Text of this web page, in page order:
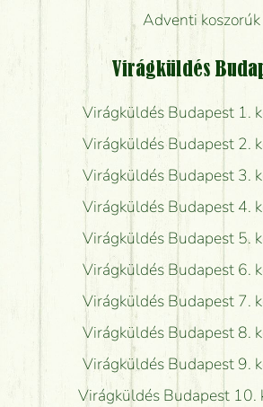
Adventi koszorúk
Virágküldés
Virágküldés Budapest 1.
Virágküldés Budapest 2.
Virágküldés Budapest 3.
Virágküldés Budapest 4.
Virágküldés Budapest 5.
Virágküldés Budapest 6.
Virágküldés Budapest 7.
Virágküldés Budapest 8.
Virágküldés Budapest 9.
Virágküldés Budapest 10.